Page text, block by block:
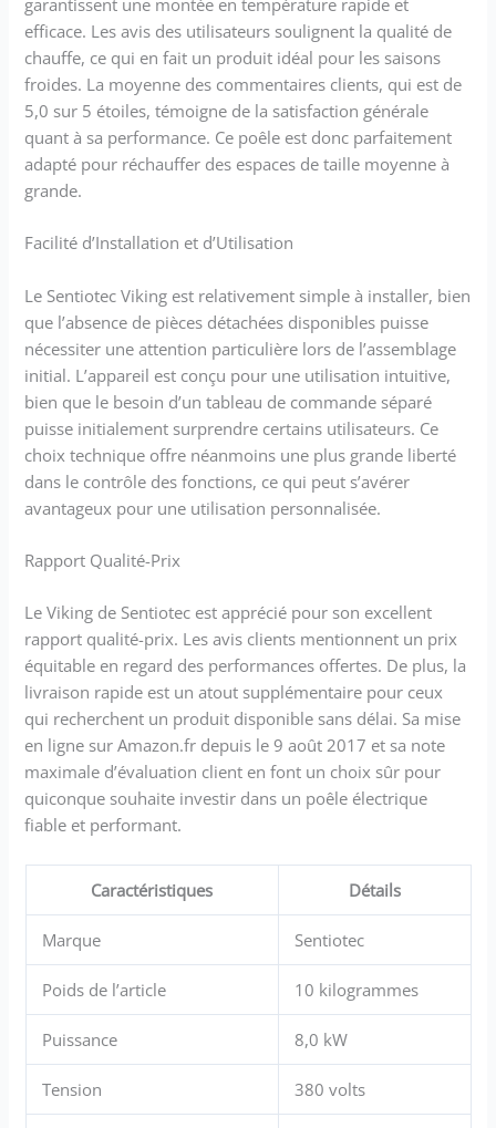
garantissent une montée en température rapide et
efficace. Les avis des utilisateurs soulignent la qualité de
chauffe, ce qui en fait un produit idéal pour les saisons
froides. La moyenne des commentaires clients, qui est de
5,0 sur 5 étoiles, témoigne de la satisfaction générale
quant à sa performance. Ce poêle est donc parfaitement
adapté pour réchauffer des espaces de taille moyenne à
grande.
Facilité d’Installation et d’Utilisation
Le Sentiotec Viking est relativement simple à installer, bien
que l’absence de pièces détachées disponibles puisse
nécessiter une attention particulière lors de l’assemblage
initial. L’appareil est conçu pour une utilisation intuitive,
bien que le besoin d’un tableau de commande séparé
puisse initialement surprendre certains utilisateurs. Ce
choix technique offre néanmoins une plus grande liberté
dans le contrôle des fonctions, ce qui peut s’avérer
avantageux pour une utilisation personnalisée.
Rapport Qualité-Prix
Le Viking de Sentiotec est apprécié pour son excellent
rapport qualité-prix. Les avis clients mentionnent un prix
équitable en regard des performances offertes. De plus, la
livraison rapide est un atout supplémentaire pour ceux
qui recherchent un produit disponible sans délai. Sa mise
en ligne sur Amazon.fr depuis le 9 août 2017 et sa note
maximale d’évaluation client en font un choix sûr pour
quiconque souhaite investir dans un poêle électrique
fiable et performant.
Caractéristiques Détails
Marque Sentiotec
Poids de l’article 10 kilogrammes
Puissance 8,0 kW
Tension 380 volts